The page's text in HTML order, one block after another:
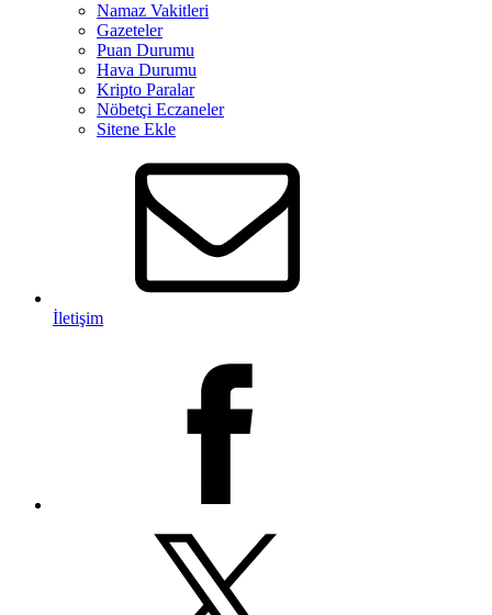
Namaz Vakitleri
Gazeteler
Puan Durumu
Hava Durumu
Kripto Paralar
Nöbetçi Eczaneler
Sitene Ekle
İletişim